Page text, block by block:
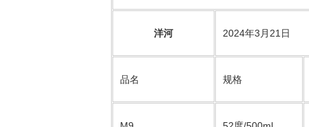
洋河 2024年3月21日
品名 规格